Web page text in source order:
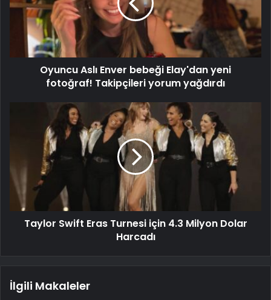
Oyuncu Aslı Enver bebeği Elay'dan yeni
fotoğraf! Takipçileri yorum yağdırdı
Taylor Swift Eras Turnesi için 4.3 Milyon Dolar
Harcadı
İlgili Makaleler